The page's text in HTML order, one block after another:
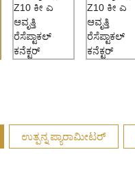
ಉತ್ಪನ್ನ ಪ್ಯಾರಾಮೀಟರ್